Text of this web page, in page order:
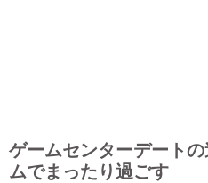
ゲームセンターデート
ムでまったり過ごす